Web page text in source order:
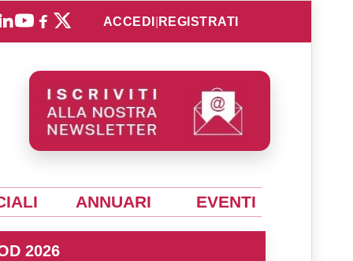
ACCEDI REGISTRATI
ANNUARI EVENTI
2026